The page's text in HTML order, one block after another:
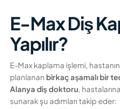
E-Max Diş
Yapılır?
E-Max kaplama işlemi,
planlanan birkaç aşamalı bir
Alanya diş doktoru,
sunarak şu adımları takip eder: